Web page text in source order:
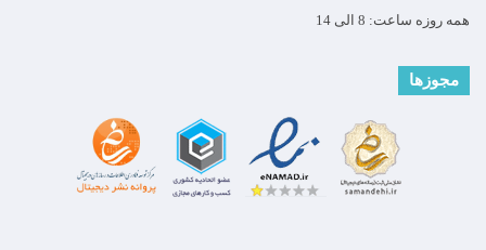
همه روزه ساعت: 8 الی 14
مجوزها